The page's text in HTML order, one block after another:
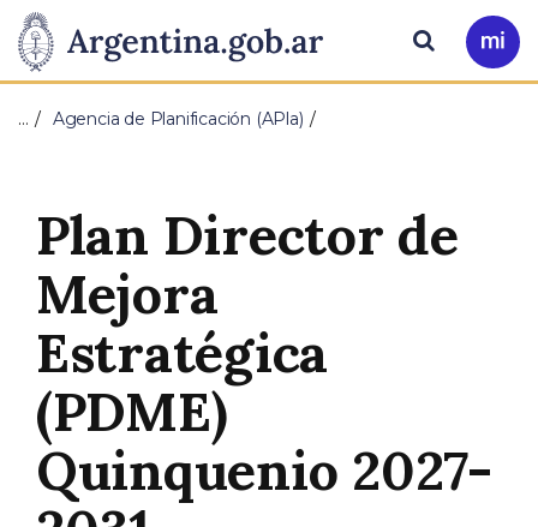
Presidencia
de
Nación
Pasar al contenido principal
Ir
a
Buscar
… Agencia de Planificación (APla)
Plan Director de
Mejora
Estratégica
(PDME)
Quinquenio 2027-